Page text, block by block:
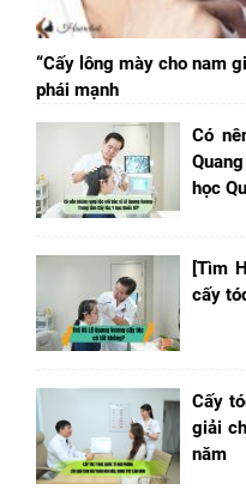
“Cấy lông mày cho nam
phái mạnh
Có
học
[Tìm
cấy
Cấy
giải
năm